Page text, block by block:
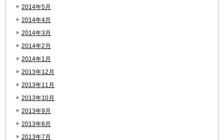
2014年5月
2014年4月
2014年3月
2014年2月
2014年1月
2013年12月
2013年11月
2013年10月
2013年9月
2013年8月
2013年7月